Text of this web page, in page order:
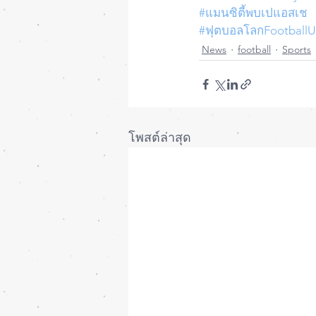
#แมนซิตี้พบเปแอสเช
#ฟุตบอลโลก
News football Sports
โพสต์ล่าสุด